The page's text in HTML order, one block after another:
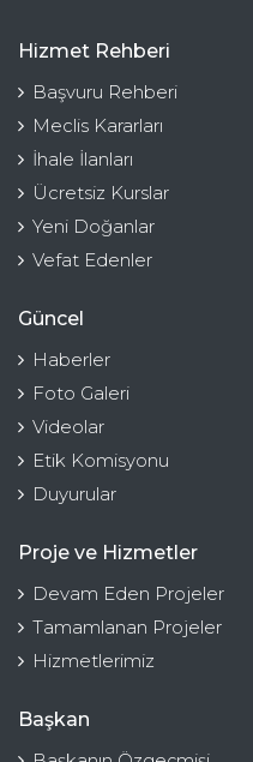
Hizmet Rehberi
Başvuru Rehberi
Meclis Kararları
İhale İlanları
Ücretsiz Kurslar
Yeni Doğanlar
Vefat Edenler
Güncel
Haberler
Foto Galeri
Videolar
Etik Komisyonu
Duyurular
Proje ve Hizmetler
Devam Eden Projeler
Tamamlanan Projeler
Hizmetlerimiz
Başkan